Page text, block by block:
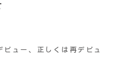
ュー、正しくは再デビュ